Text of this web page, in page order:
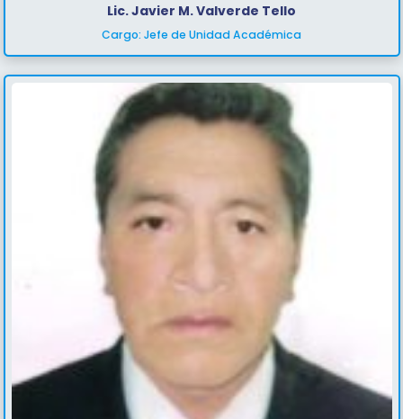
Lic. Javier M. Valverde Tello
Cargo: Jefe de Unidad Académica